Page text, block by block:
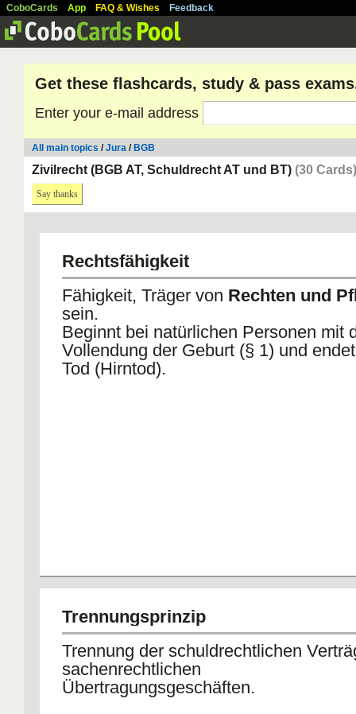
CoboCards App FAQ & Wishes Feedback
Get these flashcards, study & pass
Enter your e-mail address
All main topics /Jura / BGB
Zivilrecht (BGB AT, Schuldrecht AT und BT) (30 Cards)
Say thanks
Rechtsfähigkeit
Fähigkeit, Träger von Rechten und
sein.
Beginnt bei natürlichen Personen mit
Vollendung der Geburt (§ 1) und
Tod (Hirntod).
Trennungsprinzip
Trennung der schuldrechtlichen
sachenrechtlichen
Übertragungsgeschäften.